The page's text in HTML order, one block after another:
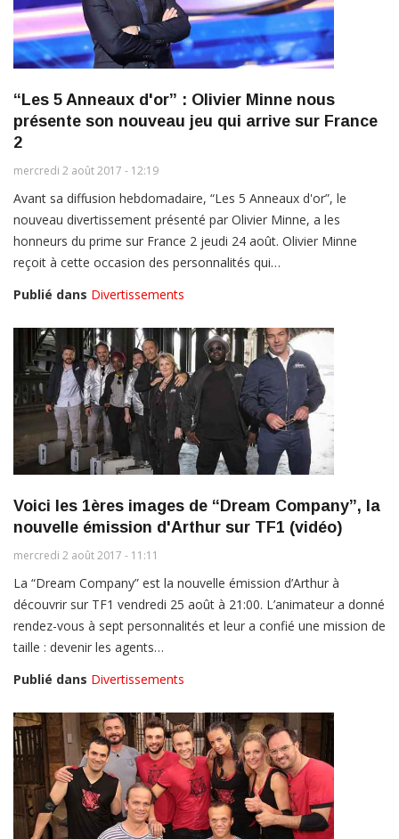
“Les 5 Anneaux d'or” : Olivier Minne nous
présente son nouveau jeu qui arrive sur France
2
mercredi 2 août 2017 - 12:19
Avant sa diffusion hebdomadaire, “Les 5 Anneaux d'or”, le
nouveau divertissement présenté par Olivier Minne, a les
honneurs du prime sur France 2 jeudi 24 août. Olivier Minne
reçoit à cette occasion des personnalités qui…
Publié dans Divertissements
Voici les 1ères images de “Dream Company”, la
nouvelle émission d'Arthur sur TF1 (vidéo)
mercredi 2 août 2017 - 11:11
La “Dream Company” est la nouvelle émission d’Arthur à
découvrir sur TF1 vendredi 25 août à 21:00. L’animateur a donné
rendez-vous à sept personnalités et leur a confié une mission de
taille : devenir les agents…
Publié dans Divertissements